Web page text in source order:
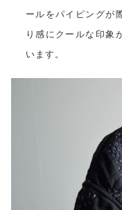
ールをパイピングが
り感にクールな印象
います。